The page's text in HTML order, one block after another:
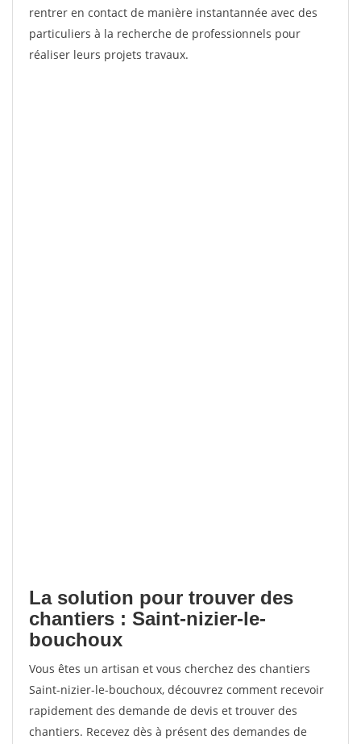
rentrer en contact de manière instantannée avec des
particuliers à la recherche de professionnels pour
réaliser leurs projets travaux.
La solution pour trouver des
chantiers : Saint-nizier-le-
bouchoux
Vous êtes un artisan et vous cherchez des chantiers
Saint-nizier-le-bouchoux, découvrez comment recevoir
rapidement des demande de devis et trouver des
chantiers. Recevez dès à présent des demandes de